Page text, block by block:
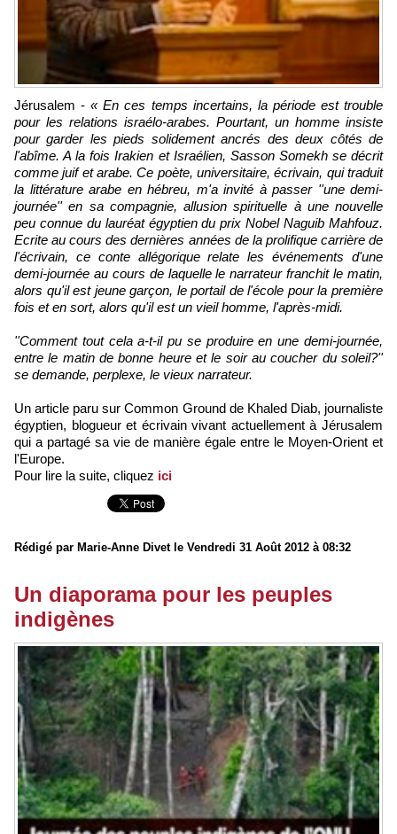
Jérusalem - « En ces temps incertains, la période est trouble
pour les relations israélo-arabes. Pourtant, un homme insiste
pour garder les pieds solidement ancrés des deux côtés de
l'abîme. A la fois Irakien et Israélien, Sasson Somekh se décrit
comme juif et arabe. Ce poète, universitaire, écrivain, qui traduit
la littérature arabe en hébreu, m'a invité à passer ''une demi-
journée'' en sa compagnie, allusion spirituelle à une nouvelle
peu connue du lauréat égyptien du prix Nobel Naguib Mahfouz.
Ecrite au cours des dernières années de la prolifique carrière de
l'écrivain, ce conte allégorique relate les événements d'une
demi-journée au cours de laquelle le narrateur franchit le matin,
alors qu'il est jeune garçon, le portail de l'école pour la première
fois et en sort, alors qu'il est un vieil homme, l'après-midi.
''Comment tout cela a-t-il pu se produire en une demi-journée,
entre le matin de bonne heure et le soir au coucher du soleil?''
se demande, perplexe, le vieux narrateur.
Un article paru sur Common Ground de Khaled Diab, journaliste
égyptien, blogueur et écrivain vivant actuellement à Jérusalem
qui a partagé sa vie de manière égale entre le Moyen-Orient et
l'Europe.
Pour lire la suite, cliquez ici
Rédigé par Marie-Anne Divet le Vendredi 31 Août 2012 à 08:32
Un diaporama pour les peuples
indigènes